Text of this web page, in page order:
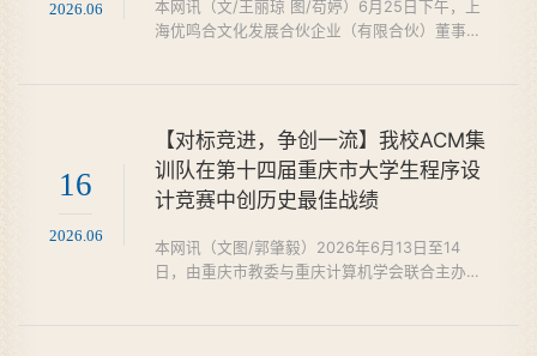
业注入新的活力。林天...
2026.06
​本网讯（文/王丽琼 图/苟婷）6月25日下午，上
海优鸣合文化发展合伙企业（有限合伙）董事长
迅一行深入交流。刘军荣介绍了学院学科专业建
设、科研创新发展、产业学院建设等情况。他结
合文旅产业的发展趋势，介绍了学院后续在学科
建设、人才培育、科研赋能产业发展等方面的整
16
2026.06
【对标竞进，争创一流】我校ACM集
训队在第十四届重庆市大学生程序设
计竞赛中创历史最佳战绩
本网讯（文图/郭肇毅）2026年6月13日至14
日，由重庆市教委与重庆计算机学会联合主办、